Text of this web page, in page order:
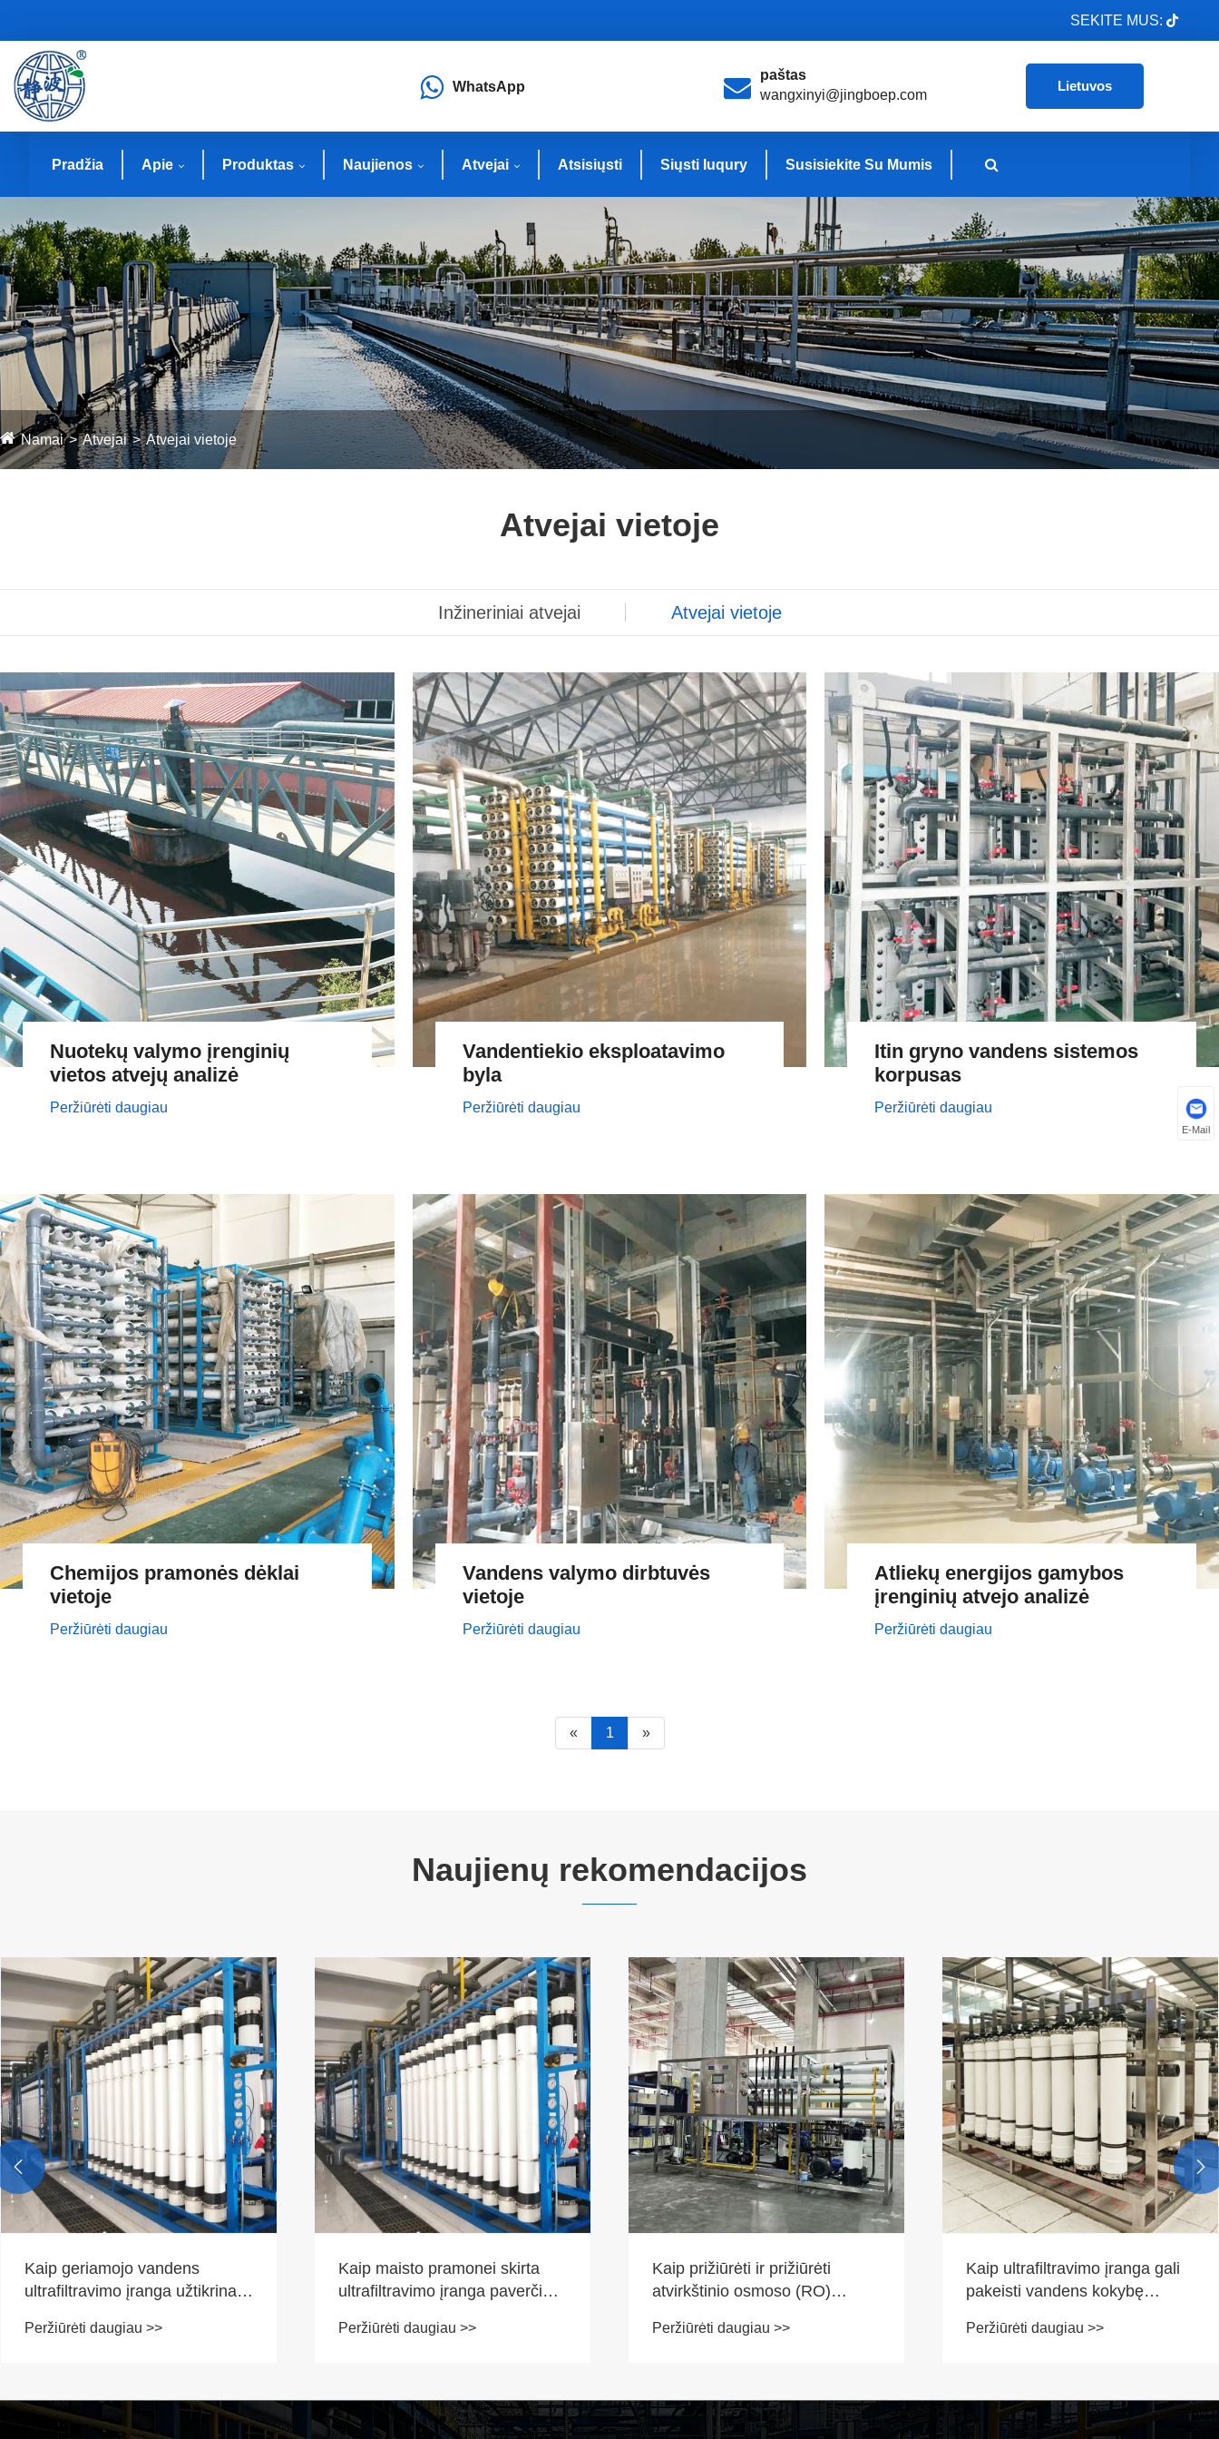
SEKITE MUS:
WhatsApp
paštas
wangxinyi@jingboep.com
Lietuvos
Pradžia Apie Produktas Naujienos Atvejai Atsisiųsti Siųsti Iuqury Susisiekite Su Mumis
Namai Atvejai Atvejai vietoje
Atvejai vietoje
Inžineriniai atvejai Atvejai vietoje
Nuotekų valymo įrenginių
vietos atvejų analizė
Peržiūrėti daugiau
Vandentiekio eksploatavimo
byla
Peržiūrėti daugiau
Itin gryno vandens sistemos
korpusas
Peržiūrėti daugiau
Chemijos pramonės dėklai
vietoje
Peržiūrėti daugiau
Vandens valymo dirbtuvės
vietoje
Peržiūrėti daugiau
Atliekų energijos gamybos
įrenginių atvejo analizė
Peržiūrėti daugiau
« 1 »
Naujienų rekomendacijos
Kaip maisto pramonei skirta
ultrafiltravimo įranga paverčia
Peržiūrėti daugiau >>
Kaip prižiūrėti ir prižiūrėti
atvirkštinio osmoso (RO)
Peržiūrėti daugiau >>
Kaip ultrafiltravimo įranga gali
pakeisti vandens kokybę
Peržiūrėti daugiau >>
Dėl ko farmacinės klasės gryno
vandens atvirkštinio osmoso
vaistų gamybai?
Peržiūrėti daugiau >>
 
E-Mail